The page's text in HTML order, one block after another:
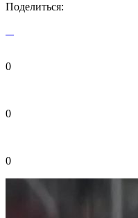
Поделиться:
0
0
0